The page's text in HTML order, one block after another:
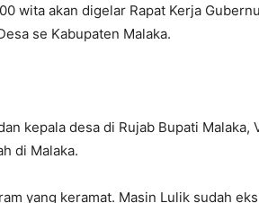
wita akan digelar Rapat Kerja
se Kabupaten Malaka.
kepala desa di Rujab Bupati Malaka,
di Malaka.
yang keramat. Masin Lulik sudah